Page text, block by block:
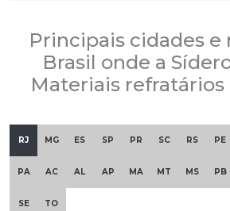
Principais cidades e
Brasil onde a
Materiais refratários
RJ MG ES SP PR SC RS PE
PA AC AL AP MA MT MS PB
SE TO